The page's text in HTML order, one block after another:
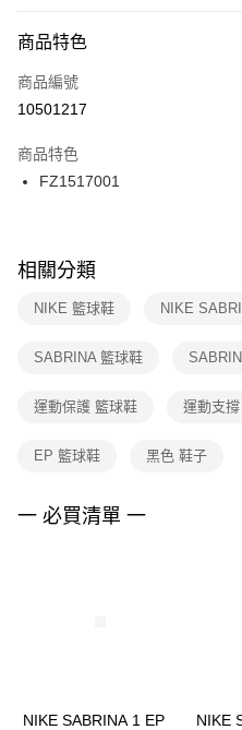
３．安心：先確認商品／服務後，再
【「AFTEE先享後付」結帳流程】
１．於結帳方式選擇「AFTEE先享後
２．訂單成立數日內，您將收到繳費
３．收到繳費通知簡訊後14天內，點
ATM／網路銀行／等多元方式進行付
※ 交易是否成功請以「AFTEE先享後
是否繳費成功／繳費後需取消欲退款
客戶支援中心」
https://
１．透過由恩沛科技股份有限公司
權轉讓予恩沛科技股份有限公司。
３．未成年的使用者請事先徵得法定
４．使用「AFTEE先享後付」時，將
每筆NT$100，滿NT$1,500(含以
宅配
每筆NT$100，滿NT$1,500(含以
付款後門市自取
每筆NT$100，滿NT$1,500(含以
商品特色
商品編號
10501217
商品特色
FZ1517001
相關分類
NIKE 籃球鞋 NIKE
SABRINA 籃球鞋
運動保護 籃球鞋 運動支
EP 籃球鞋 黑色 鞋子
一 必買清單 一
NIKE SABRINA 1 EP
NIKE